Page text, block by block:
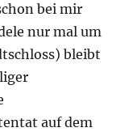
bei mir
nur mal um
bleibt
auf dem